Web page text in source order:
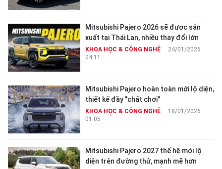
Mitsubishi Pajero 2026 sẽ được sản
xuất tại Thái Lan, nhiều thay đổi lớn
KHOA HỌC & CÔNG NGHỆ
24/01/2026
04:11
Mitsubishi Pajero hoàn toàn mới lộ diện,
thiết kế đầy "chất chơi"
KHOA HỌC & CÔNG NGHỆ
18/01/2026
01:05
Mitsubishi Pajero 2027 thế hệ mới lộ
diện trên đường thử, mạnh mẽ hơn